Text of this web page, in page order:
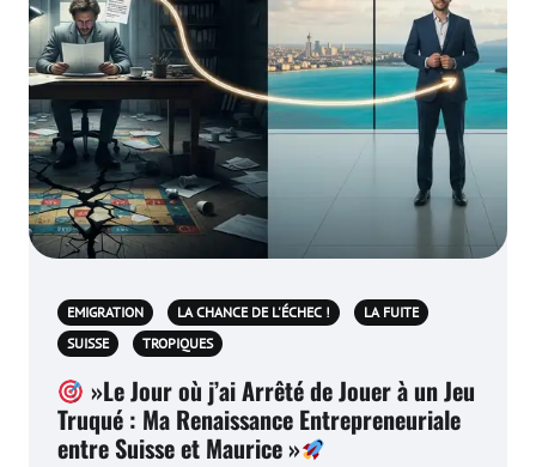
EMIGRATION LA CHANCE DE L'ÉCHEC !
LA FUITE
SUISSE
TROPIQUES
»Le Jour où j’ai Arrêté de Jouer à un Jeu
Truqué : Ma Renaissance Entrepreneuriale
entre Suisse et Maurice »